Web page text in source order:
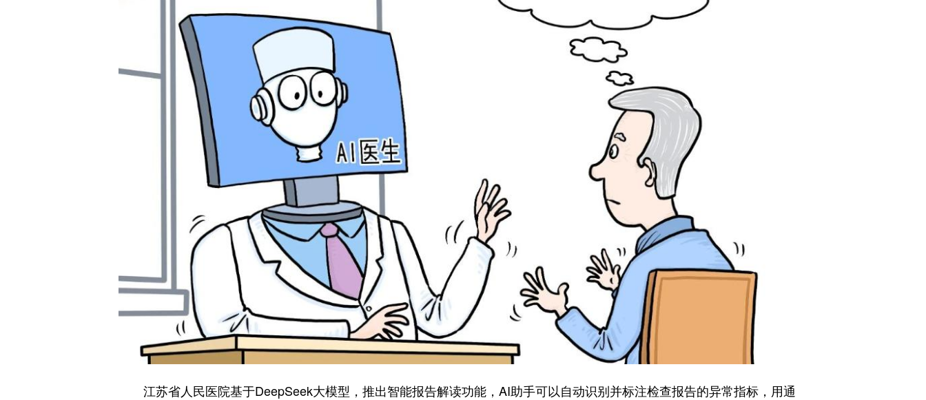
江苏省人民医院基于DeepSeek大模型，推出智能报告解读功能，AI助手可以自动识别并标注检查报告的异常指标，用通